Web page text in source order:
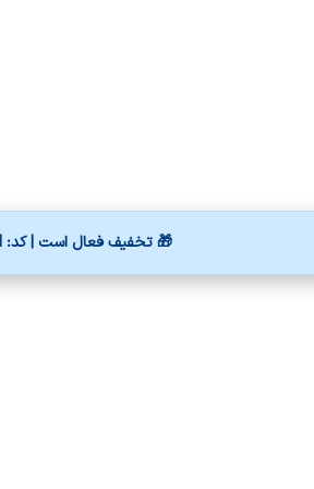
🎁 تخفیف فعال است | کد: ROZH